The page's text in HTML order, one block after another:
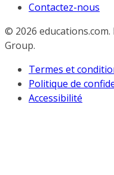
Contactez-nous
© 2026
Group.
Termes et
Politique de
Accessibilité